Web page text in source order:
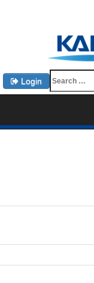
Login